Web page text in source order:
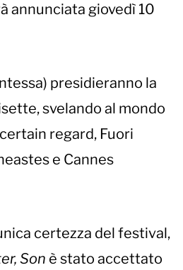
annunciata giovedì 10
presidieranno la
svelando al mondo
regard, Fuori
e Cannes
certezza del festival,
Son è stato accettato